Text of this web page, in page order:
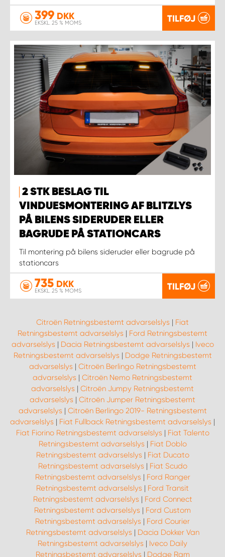
399 DKK
EKSKL. 25 % MOMS TILFØJ
2 STK BESLAG TIL
VINDUESMONTERING AF BLITZLYS
PÅ BILENS SIDERUDER ELLER
BAGRUDE PÅ STATIONCARS
Til montering på bilens sideruder eller bagrude på
stationcars
735 DKK
EKSKL. 25 % MOMS TILFØJ
Citroën Retningsbestemt advarselslys | Fiat
Retningsbestemt advarselslys | Ford Retningsbestemt
advarselslys | Dacia Retningsbestemt advarselslys | Iveco
Retningsbestemt advarselslys | Dodge Retningsbestemt
advarselslys | Citroën Berlingo Retningsbestemt
advarselslys | Citroën Nemo Retningsbestemt
advarselslys | Citroën Jumpy Retningsbestemt
advarselslys | Citroën Jumper Retningsbestemt
advarselslys | Citroën Berlingo 2019- Retningsbestemt
advarselslys | Fiat Fullback Retningsbestemt advarselslys |
Fiat Fiorino Retningsbestemt advarselslys | Fiat Talento
Retningsbestemt advarselslys | Fiat Doblo
Retningsbestemt advarselslys | Fiat Ducato
Retningsbestemt advarselslys | Fiat Scudo
Retningsbestemt advarselslys | Ford Ranger
Retningsbestemt advarselslys | Ford Transit
Retningsbestemt advarselslys | Ford Connect
Retningsbestemt advarselslys | Ford Custom
Retningsbestemt advarselslys | Ford Courier
Retningsbestemt advarselslys | Dacia Dokker Van
Retningsbestemt advarselslys | Iveco Daily
Retningsbestemt advarselslys | Dodge Ram